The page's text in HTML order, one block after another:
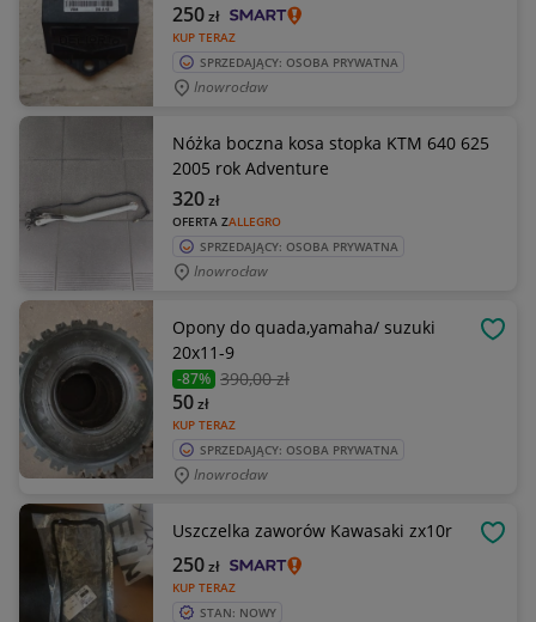
KUP TERAZ
250zł
SPRZEDAJĄCY: OSOBA PRYWATNA
Inowrocław
Nóżka boczna kosa stopka KTM 640 625
2005 rok Adventure
OFERTA ZALLEGRO
320zł
SPRZEDAJĄCY: OSOBA PRYWATNA
Inowrocław
Opony do quada,yamaha/ suzuki
20x11-9
-87% 390,00 zł
KUP TERAZ
50zł
SPRZEDAJĄCY: OSOBA PRYWATNA
Inowrocław
Uszczelka zaworów Kawasaki zx10r
KUP TERAZ
250zł
STAN: NOWY